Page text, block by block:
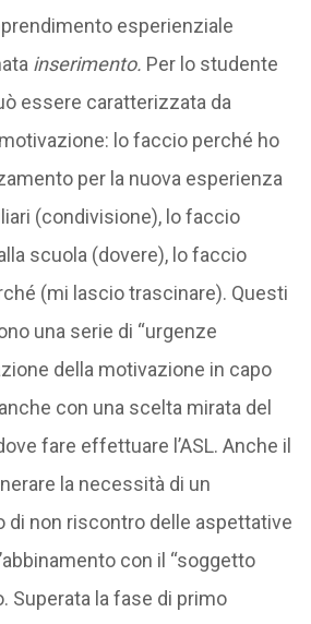
esperienziale
inserimento. Per lo studente
essere caratterizzata da
lo faccio perché ho
per la nuova esperienza
(condivisione), lo faccio
scuola (dovere), lo faccio
(mi lascio trascinare). Questi
una serie di “urgenze
della motivazione in capo
con una scelta mirata del
fare effettuare l’ASL. Anche il
la necessità di un
di non riscontro delle aspettative
con il “soggetto
Superata la fase di primo